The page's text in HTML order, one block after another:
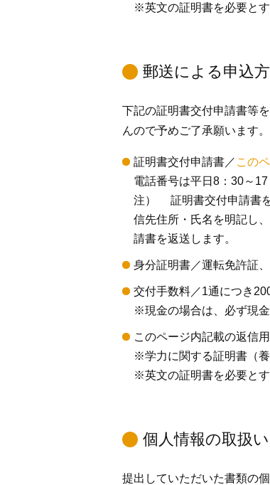
※英文の証明書を必要と
郵送による申込
下記の証明書交付申請書等
んので予めご了承願います。
証明書交付申請書／ この
電話番号は平日8：30～
注） 証明書交付申請書を
信先住所・氏名を明記し
請書
身分証明書／運転免許証
交付手数料／1通につき
※現金の場合は、必ず現
このページ内記載の返信
※学力に関する証明書（
※英文の証明書を必要と
個人情報の取扱い
提出していただいた書類の